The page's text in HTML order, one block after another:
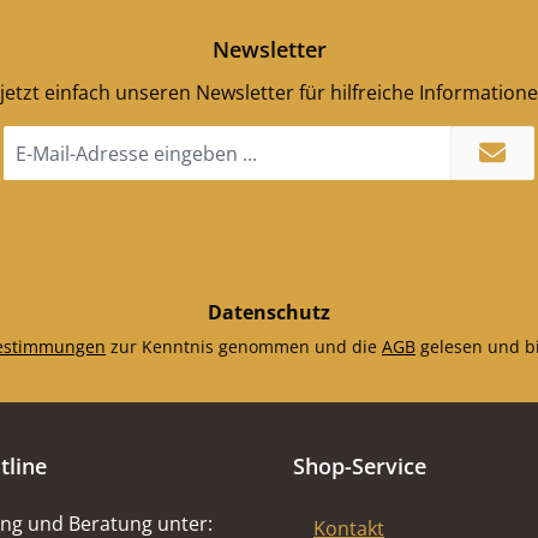
Newsletter
einfach unseren Newsletter für hilfreiche
Mail-
Datenschutz
zur Kenntnis genommen und die AGB gelesen und
und Beratung unter:
Shop-Service
Kontakt